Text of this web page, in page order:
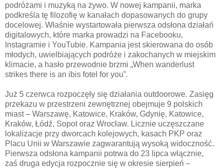
podróżami i muzyką na żywo. W nowej kampanii, marka
podkreśla tę filozofię w kanałach dopasowanych do grupy
docelowej. Właśnie wystartowała pierwsza odsłona działań
digitalowych, które marka prowadzi na Facebooku,
Instagramie i YouTubie. Kampania jest skierowana do osób
młodych, uwielbiających podróże i zakochanych w miejskim
klimacie, a hasło przewodnie brzmi „When wanderlust
strikes there is an ibis fotel for you”.
Już 5 czerwca rozpoczęły się działania outdoorowe. Zasięg
przekazu w przestrzeni zewnętrznej obejmuje 9 polskich
miast – Warszawę, Katowice, Kraków, Gdynię, Katowice,
Kraków, Łódź, Sopot oraz Wrocław. Licznie uczęszczane
lokalizacje przy dworcach kolejowych, kasach PKP oraz
Placu Unii w Warszawie zagwarantują wysoką widoczność.
Pierwsza odsłona kampanii potrwa do 23 lipca włącznie,
zaś druga edycja rozpocznie się w okresie sierpień –